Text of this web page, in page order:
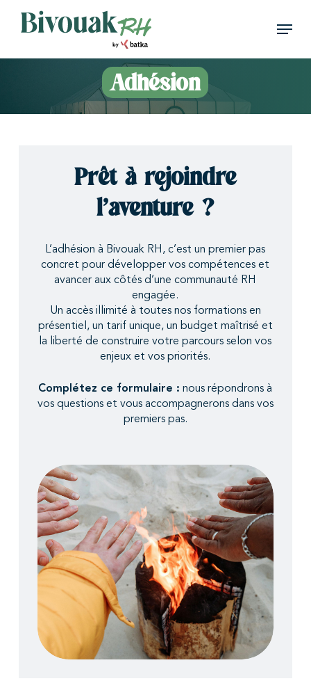
Menu
Adhésion
Prêt à rejoindre
l’aventure ?
L’adhésion à Bivouak RH, c’est un premier pas
concret pour développer vos compétences et
avancer aux côtés d’une communauté RH
engagée.
Un accès illimité à toutes nos formations en
présentiel, un tarif unique, un budget maîtrisé et
la liberté de construire votre parcours selon vos
enjeux et vos priorités.
Complétez ce formulaire : nous répondrons à
vos questions et vous accompagnerons dans vos
premiers pas.
Menu